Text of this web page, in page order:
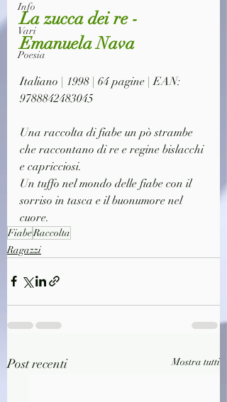
Info
Vari
Poesia
La zucca dei re -
Emanuela Nava
Italiano | 1998 | 64 pagine | EAN:
9788842483045
Una raccolta di fiabe un pò strambe
che raccontano di re e regine bislacchi
e capricciosi.
Un tuffo nel mondo delle fiabe con il
sorriso in tasca e il buonumore nel
cuore.
FiabeRaccolta
Ragazzi
Post recenti Mostra tutti